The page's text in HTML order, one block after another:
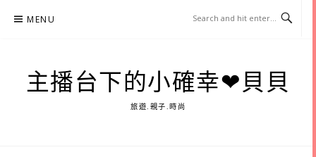
MENU
主播台下的小確幸❤貝貝
旅遊.親子.時尚